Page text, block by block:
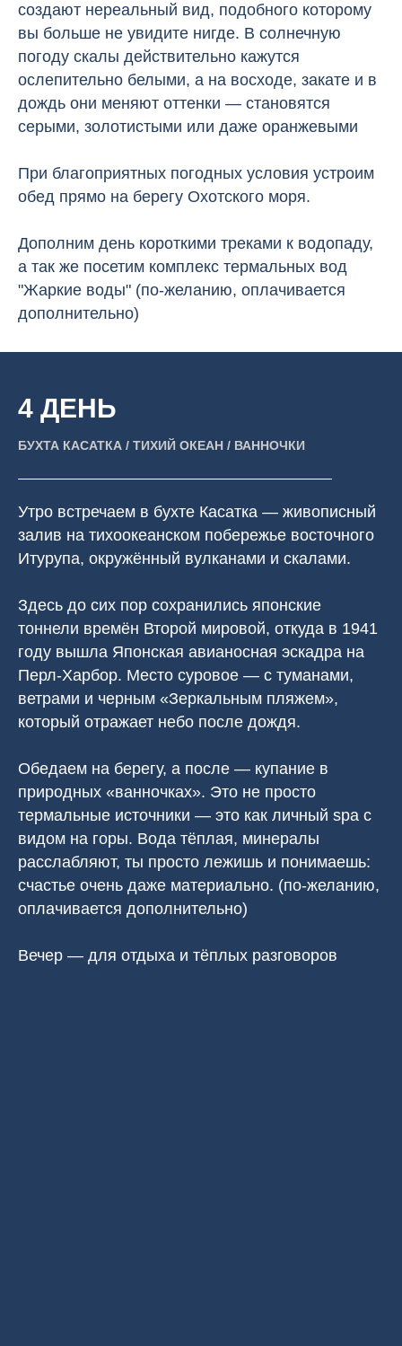
создают нереальный вид, подобного которому
вы больше не увидите нигде. В солнечную
погоду скалы действительно кажутся
ослепительно белыми, а на восходе, закате и в
дождь они меняют оттенки — становятся
серыми, золотистыми или даже оранжевыми
При благоприятных погодных условия устроим
обед прямо на берегу Охотского моря.
Дополним день короткими треками к водопаду,
а так же посетим комплекс термальных вод
"Жаркие воды" (по-желанию, оплачивается
дополнительно)
4 ДЕНЬ
БУХТА КАСАТКА / ТИХИЙ ОКЕАН / ВАННОЧКИ
Утро встречаем в бухте Касатка — живописный
залив на тихоокеанском побережье восточного
Итурупа, окружённый вулканами и скалами.
Здесь до сих пор сохранились японские
тоннели времён Второй мировой, откуда в 1941
году вышла Японская авианосная эскадра на
Перл-Харбор. Место суровое — с туманами,
ветрами и черным «Зеркальным пляжем»,
который отражает небо после дождя.
Обедаем на берегу, а после — купание в
природных «ванночках». Это не просто
термальные источники — это как личный spa с
видом на горы. Вода тёплая, минералы
расслабляют, ты просто лежишь и понимаешь:
счастье очень даже материально. (по-желанию,
оплачивается дополнительно)
Вечер — для отдыха и тёплых разговоров